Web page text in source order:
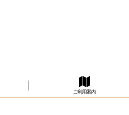
ご利用案内